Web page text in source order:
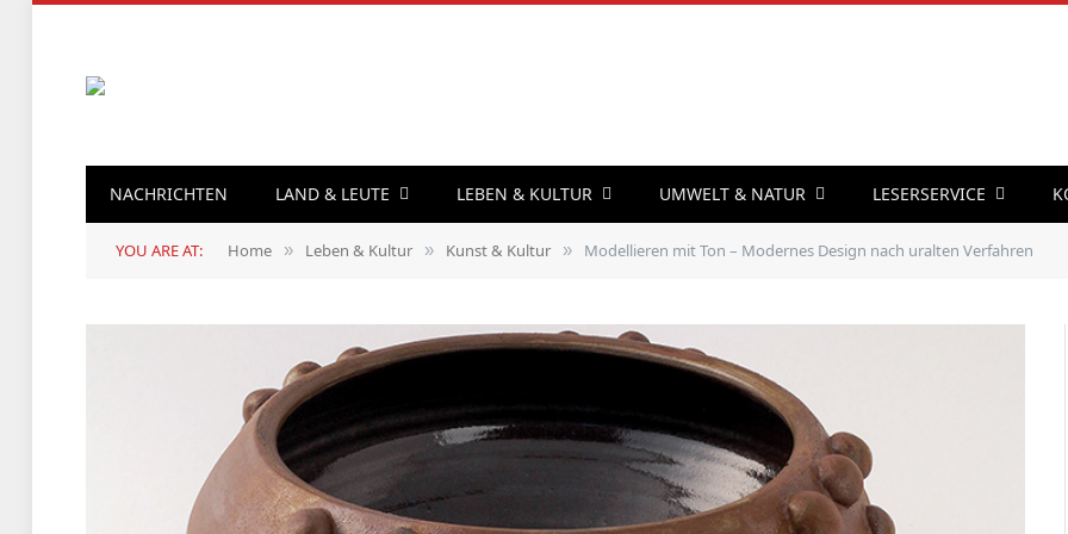
NACHRICHTEN LAND & LEUTE LEBEN & KULTUR UMWELT & NATUR LESERSERVICE
YOU ARE AT: Home » Leben & Kultur » Kunst & Kultur » Modellieren mit Ton – Modernes Design nach uralten Verfahren